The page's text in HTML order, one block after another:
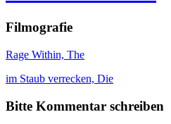
Filmografie
Rage Within, The
im Staub verrecken, Die
Bitte Kommentar schreiben